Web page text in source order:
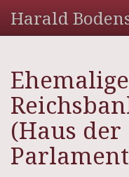
Harald
(Haus der